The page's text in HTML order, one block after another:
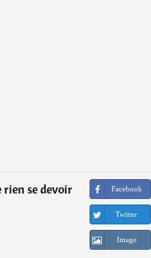
rien se devoir
Facebook
Twitter
Image